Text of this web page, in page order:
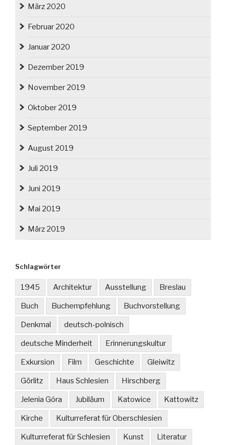
März 2020
Februar 2020
Januar 2020
Dezember 2019
November 2019
Oktober 2019
September 2019
August 2019
Juli 2019
Juni 2019
Mai 2019
März 2019
Schlagwörter
1945 Architektur Ausstellung Breslau
Buch Buchempfehlung Buchvorstellung
Denkmal deutsch-polnisch
deutsche Minderheit Erinnerungskultur
Exkursion Film Geschichte Gleiwitz
Görlitz Haus Schlesien Hirschberg
Jelenia Góra Jubiläum Katowice Kattowitz
Kirche Kulturreferat für Oberschlesien
Kulturreferat für Schlesien Kunst Literatur